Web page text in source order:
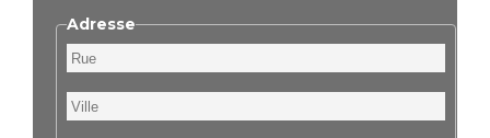
Adresse
Rue
Ville